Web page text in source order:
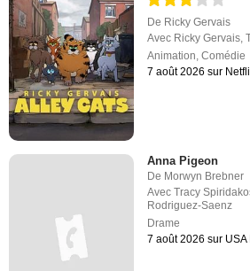
De Ricky Gervais
Avec Ricky Gervais,
Animation,Comédie
7 août 2026 sur
Anna Pigeon
De Morwyn Brebner
AvecTracy
Rodriguez-Saenz
Drame
7 août 2026 sur USA